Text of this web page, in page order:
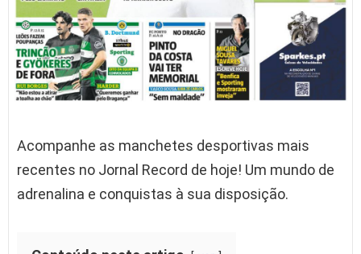
Acompanhe as manchetes desportivas mais
recentes no Jornal Record de hoje! Um mundo de
adrenalina e conquistas à sua disposição.